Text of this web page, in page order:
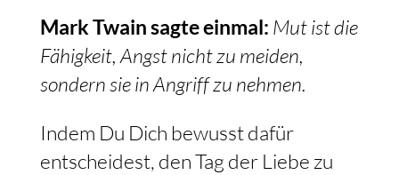
Mark Twain sagte einmal: Mut ist die
Fähigkeit, Angst nicht zu meiden,
sondern sie in Angriff zu nehmen.
Indem Du Dich bewusst dafür
entscheidest, den Tag der Liebe zu